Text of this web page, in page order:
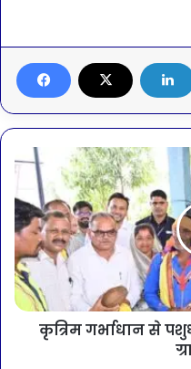
कृत्रिम गर्भाधान से